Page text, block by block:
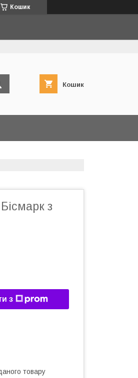
Кошик
Кошик
з
з
товару